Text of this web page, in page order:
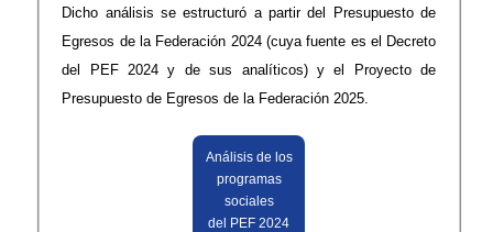
Dicho análisis se estructuró a partir del Presupuesto de
Egresos de la Federación 2024 (cuya fuente es el Decreto
del PEF 2024 y de sus analíticos) y el Proyecto de
Presupuesto de Egresos de la Federación 2025.
Análisis de los
programas
sociales
del PEF 2024